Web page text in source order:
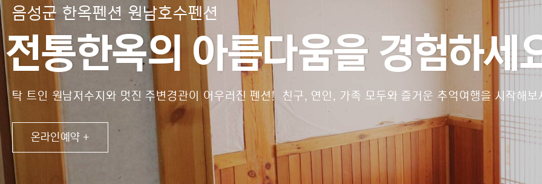
음성군 한옥펜션 원남호수펜션
전통한옥의 아름다움을 경험하세
탁 트인 원남저수지와 멋진 주변경관이 어우러진 펜션! 친구, 연인, 가족 모두와 즐거운 추억여행을 시작해보
온라인예약 +